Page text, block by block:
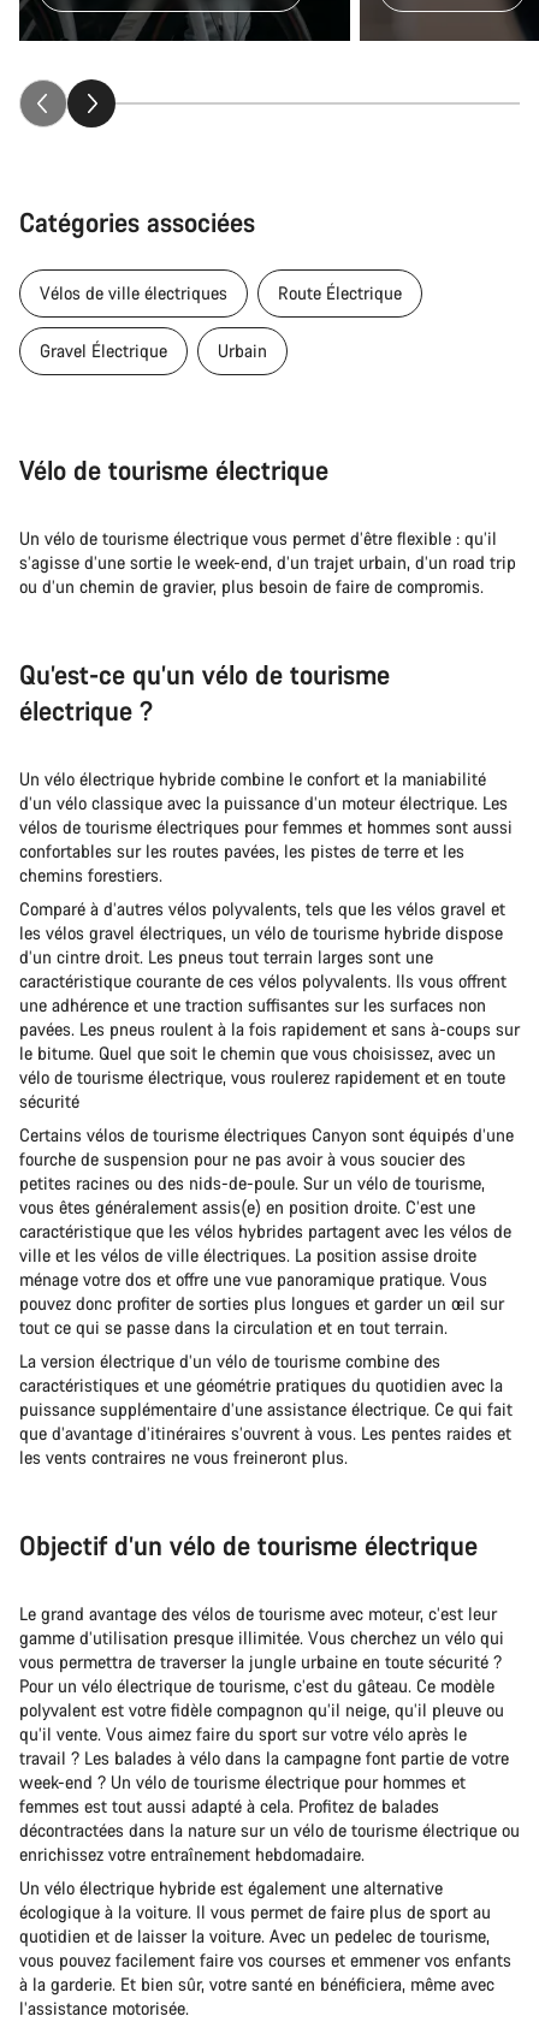
Catégories associées
Vélos de ville électriques Route Électrique
Gravel Électrique Urbain
Vélo de tourisme électrique
Un vélo de tourisme électrique vous permet d’être flexible : qu’il
s’agisse d’une sortie le week-end, d’un trajet urbain, d’un road trip
ou d’un chemin de gravier, plus besoin de faire de compromis.
Qu’est-ce qu’un vélo de tourisme
électrique ?
Un vélo électrique hybride combine le confort et la maniabilité
d’un vélo classique avec la puissance d’un moteur électrique. Les
vélos de tourisme électriques pour femmes et hommes sont aussi
confortables sur les routes pavées, les pistes de terre et les
chemins forestiers.
Comparé à d’autres vélos polyvalents, tels que les vélos gravel et
les vélos gravel électriques, un vélo de tourisme hybride dispose
d’un cintre droit. Les pneus tout terrain larges sont une
caractéristique courante de ces vélos polyvalents. Ils vous offrent
une adhérence et une traction suffisantes sur les surfaces non
pavées. Les pneus roulent à la fois rapidement et sans à-coups sur
le bitume. Quel que soit le chemin que vous choisissez, avec un
vélo de tourisme électrique, vous roulerez rapidement et en toute
sécurité
Certains vélos de tourisme électriques Canyon sont équipés d’une
fourche de suspension pour ne pas avoir à vous soucier des
petites racines ou des nids-de-poule. Sur un vélo de tourisme,
vous êtes généralement assis(e) en position droite. C’est une
caractéristique que les vélos hybrides partagent avec les vélos de
ville et les vélos de ville électriques. La position assise droite
ménage votre dos et offre une vue panoramique pratique. Vous
pouvez donc profiter de sorties plus longues et garder un œil sur
tout ce qui se passe dans la circulation et en tout terrain.
La version électrique d’un vélo de tourisme combine des
caractéristiques et une géométrie pratiques du quotidien avec la
puissance supplémentaire d’une assistance électrique. Ce qui fait
que d’avantage d’itinéraires s’ouvrent à vous. Les pentes raides et
les vents contraires ne vous freineront plus.
Objectif d’un vélo de tourisme électrique
Le grand avantage des vélos de tourisme avec moteur, c’est leur
gamme d’utilisation presque illimitée. Vous cherchez un vélo qui
vous permettra de traverser la jungle urbaine en toute sécurité ?
Pour un vélo électrique de tourisme, c’est du gâteau. Ce modèle
polyvalent est votre fidèle compagnon qu’il neige, qu’il pleuve ou
qu’il vente. Vous aimez faire du sport sur votre vélo après le
travail ? Les balades à vélo dans la campagne font partie de votre
week-end ? Un vélo de tourisme électrique pour hommes et
femmes est tout aussi adapté à cela. Profitez de balades
décontractées dans la nature sur un vélo de tourisme électrique ou
enrichissez votre entraînement hebdomadaire.
Un vélo électrique hybride est également une alternative
écologique à la voiture. Il vous permet de faire plus de sport au
quotidien et de laisser la voiture. Avec un pedelec de tourisme,
vous pouvez facilement faire vos courses et emmener vos enfants
à la garderie. Et bien sûr, votre santé en bénéficiera, même avec
l’assistance motorisée.